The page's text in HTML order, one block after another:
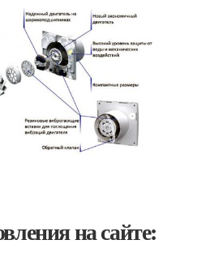
на сайте: